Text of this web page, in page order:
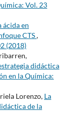
Vol. 23
ácida en
CTS,
(2018)
didáctica
en la Química:
Lorenzo, La
de la